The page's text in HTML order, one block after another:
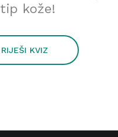
kože!
RIJEŠI KVIZ